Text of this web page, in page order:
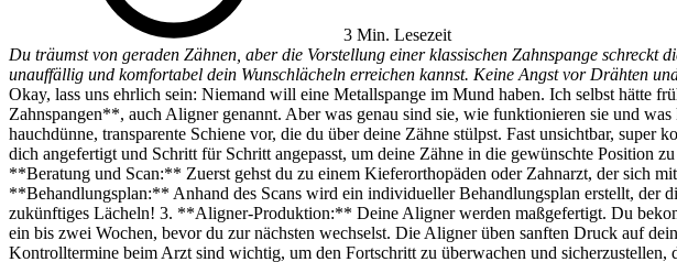
3 Min. Lesezeit
Du träumst von geraden Zähnen, aber die Vorstellung einer klassischen Zahnspange
unauffällig und komfortabel dein Wunschlächeln erreichen kannst. Keine Angst vor Drähten
Okay, lass uns ehrlich sein: Niemand will eine Metallspange im Mund haben. Ich selbst hätte
Zahnspangen**, auch Aligner genannt. Aber was genau sind sie, wie funktionieren sie und
hauchdünne, transparente Schiene vor, die du über deine Zähne stülpst. Fast unsichtbar,
dich angefertigt und Schritt für Schritt angepasst, um deine Zähne in die gewünschte Position
**Beratung und Scan:** Zuerst gehst du zu einem Kieferorthopäden oder Zahnarzt, der sich
**Behandlungsplan:** Anhand des Scans wird ein individueller Behandlungsplan erstellt, der
zukünftiges Lächeln! 3. **Aligner-Produktion:** Deine Aligner werden maßgefertigt. Du
ein bis zwei Wochen, bevor du zur nächsten wechselst. Die Aligner üben sanften Druck auf
Kontrolltermine beim Arzt sind wichtig, um den Fortschritt zu überwachen und